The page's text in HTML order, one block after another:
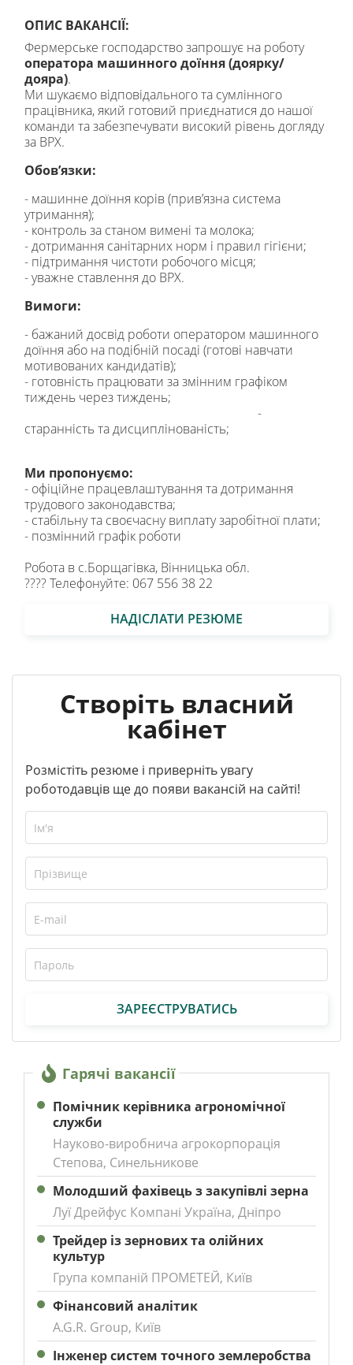
ОПИС ВАКАНСІЇ:
Фермерське господарство запрошує на роботу
оператора машинного доїння (доярку/
дояра).
Ми шукаємо відповідального та сумлінного
працівника, який готовий приєднатися до нашої
команди та забезпечувати високий рівень догляду
за ВРХ.
Обов’язки:
- машинне доїння корів (прив’язна система
утримання);
- контроль за станом вимені та молока;
- дотримання санітарних норм і правил гігієни;
- підтримання чистоти робочого місця;
- уважне ставлення до ВРХ.
Вимоги:
- бажаний досвід роботи оператором машинного
доїння або на подібній посаді (готові навчати
мотивованих кандидатів);
- готовність працювати за змінним графіком
тиждень через тиждень;
-
старанність та дисциплінованість;
Ми пропонуємо:
- офіційне працевлаштування та дотримання
трудового законодавства;
- стабільну та своєчасну виплату заробітної плати;
- позмінний графік роботи
Робота в с.Борщагівка, Вінницька обл.
???? Телефонуйте: 067 556 38 22
НАДІСЛАТИ РЕЗЮМЕ
Створіть власний
кабінет
Розмістіть резюме і приверніть увагу
роботодавців ще до появи вакансій на сайті!
ЗАРЕЄСТРУВАТИСЬ
Гарячі вакансії
Помічник керівника агрономічної
служби
Науково-виробнича агрокорпорація
Степова, Синельникове
Молодший фахівець з закупівлі зерна
Луї Дрейфус Компані Україна, Дніпро
Трейдер із зернових та олійних
культур
Група компаній ПРОМЕТЕЙ, Київ
Фінансовий аналітик
A.G.R. Group, Київ
Інженер систем точного землеробства